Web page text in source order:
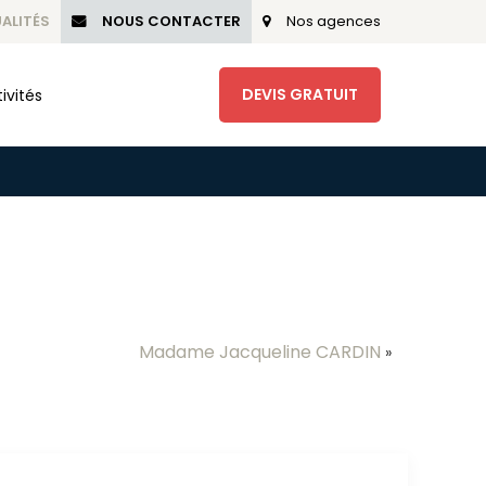
NOUS CONTACTER Nos agences
DEVIS GRATUIT
Madame Jacqueline CARDIN »